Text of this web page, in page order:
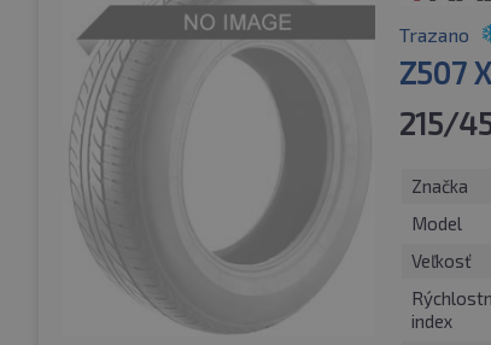
Trazano
Z507
215/
Značka
Model
Veľkosť
index